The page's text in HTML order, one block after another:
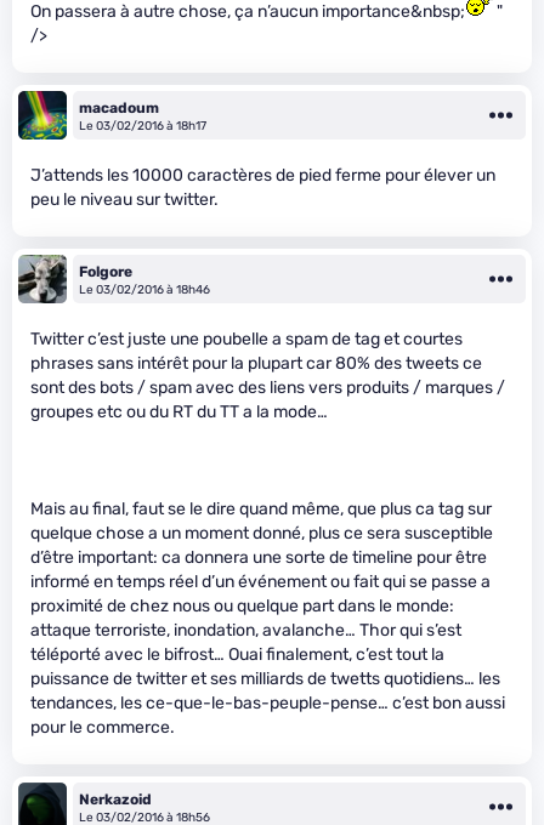
On passera à autre chose, ça n’aucun importance&nbsp;
"
/>
macadoum
Le 03/02/2016 à 18h17
J’attends les 10000 caractères de pied ferme pour élever un
peu le niveau sur twitter.
Folgore
Le 03/02/2016 à 18h46
Twitter c’est juste une poubelle a spam de tag et courtes
phrases sans intérêt pour la plupart car 80% des tweets ce
sont des bots / spam avec des liens vers produits / marques /
groupes etc ou du RT du TT a la mode…
Mais au final, faut se le dire quand même, que plus ca tag sur
quelque chose a un moment donné, plus ce sera susceptible
d’être important: ca donnera une sorte de timeline pour être
informé en temps réel d’un événement ou fait qui se passe a
proximité de chez nous ou quelque part dans le monde:
attaque terroriste, inondation, avalanche… Thor qui s’est
téléporté avec le bifrost… Ouai finalement, c’est tout la
puissance de twitter et ses milliards de twetts quotidiens… les
tendances, les ce-que-le-bas-peuple-pense… c’est bon aussi
pour le commerce.
Nerkazoid
Le 03/02/2016 à 18h56